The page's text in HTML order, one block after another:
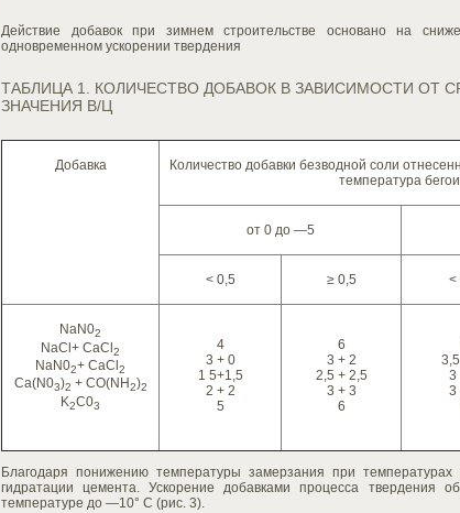
Действие добавок при зимнем строительстве основано на
одновременном ускорении твердения
ТАБЛИЦА 1. КОЛИЧЕСТВО ДОБАВОК В ЗАВИСИМОСТИ ОТ
ЗНАЧЕНИЯ В/Ц
Добавка
Количество добавки безводной соли
температура
от 0 до —5
< 0,5 ≥ 0,5 <
NaN02
NaCl+ СаСl2
NaN02+ СаСl 2
Ca(N03)2 + CO(NH2)2
K2C03
4
3 + 0
1 5+1,5
2 + 2
5
6
3 + 2
2,5 + 2,5
3 + 3
6
3
3
Благодаря понижению температуры замерзания при
гидратации цемента. Ускорение добавками процесса твердения
температуре до —10° С (рис. 3).